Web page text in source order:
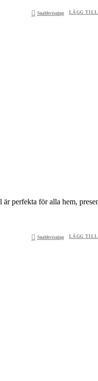
Snabbvisning LÄGG TILL
perfekta för alla hem,
Snabbvisning LÄGG TILL